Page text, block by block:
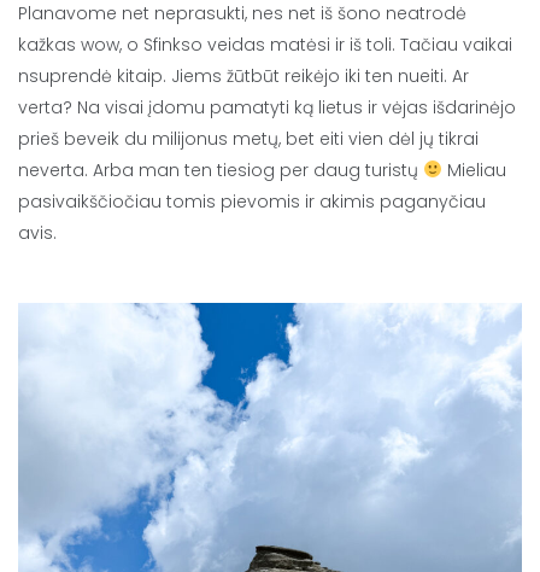
Planavome net neprasukti, nes net iš šono neatrodė
kažkas wow, o Sfinkso veidas matėsi ir iš toli. Tačiau vaikai
nsuprendė kitaip. Jiems žūtbūt reikėjo iki ten nueiti. Ar
verta? Na visai įdomu pamatyti ką lietus ir vėjas išdarinėjo
prieš beveik du milijonus metų, bet eiti vien dėl jų tikrai
neverta. Arba man ten tiesiog per daug turistų
Mieliau
pasivaikščiočiau tomis pievomis ir akimis paganyčiau
avis.